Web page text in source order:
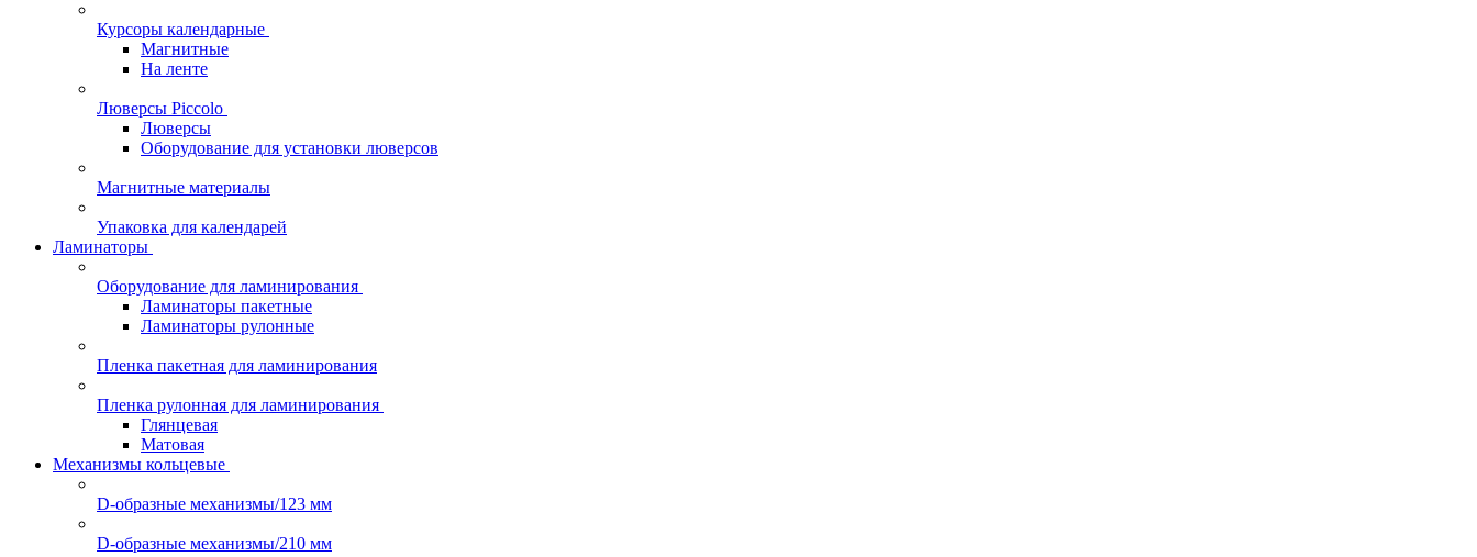
Курсоры календарные
Магнитные
На ленте
Люверсы Piccolo
Люверсы
Оборудование для установки люверсов
Магнитные материалы
Упаковка для календарей
Ламинаторы
Оборудование для ламинирования
Ламинаторы пакетные
Ламинаторы рулонные
Пленка пакетная для ламинирования
Пленка рулонная для ламинирования
Глянцевая
Матовая
Механизмы кольцевые
D-образные механизмы/123 мм
D-образные механизмы/210 мм